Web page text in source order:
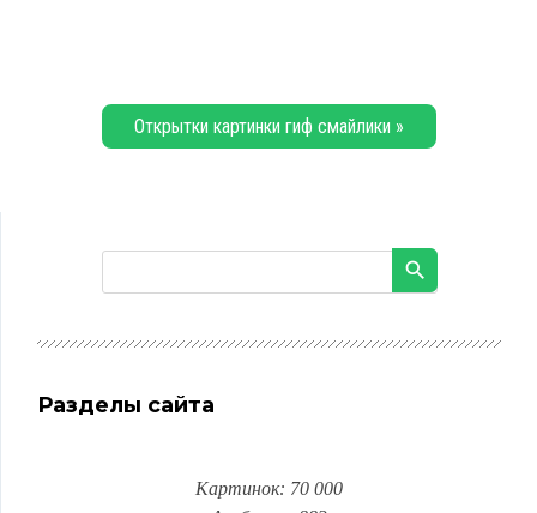
Открытки картинки гиф смайлики »
Разделы сайта
Картинок: 70 000